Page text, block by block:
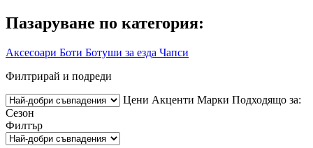
Пазаруване по категория:
Аксесоари Боти Ботуши за езда Чапси
Филтрирай и подреди
Цени Акценти Марки Подходящо за:
Сезон
Филтър